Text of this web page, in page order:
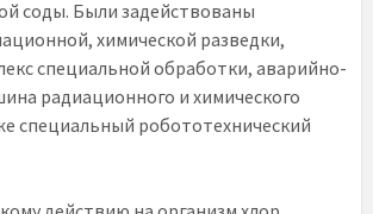
соды. Были задействованы
химической разведки,
специальной обработки, аварийно-
радиационного и химического
специальный робототехнический